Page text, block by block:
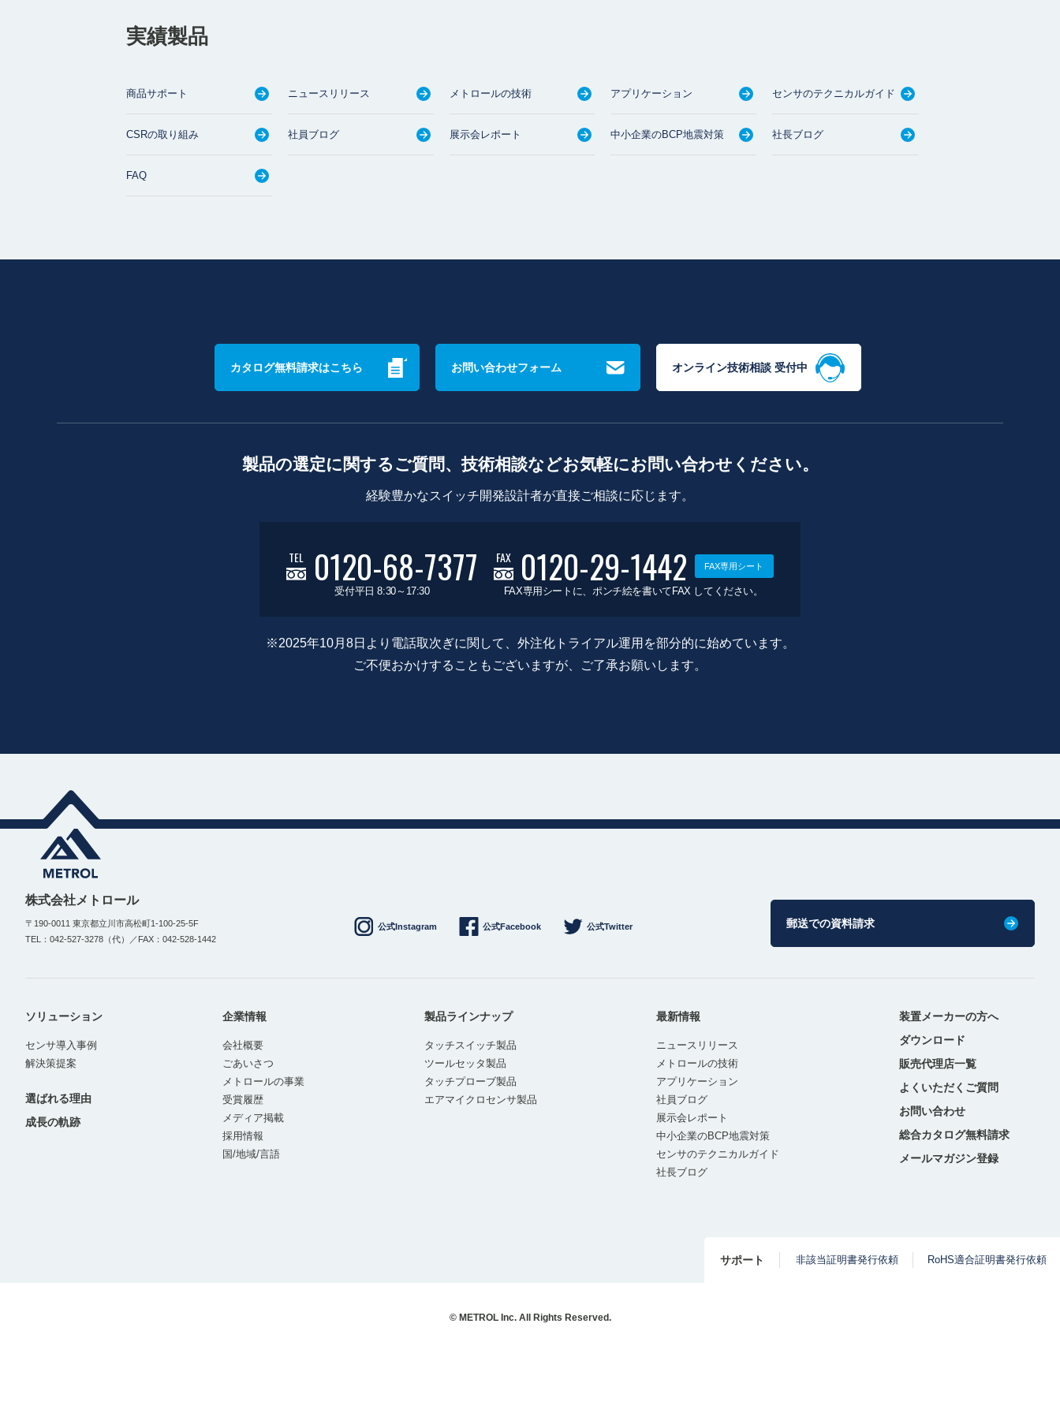
実績製品
商品サポート ニュースリリース メトロールの技術 アプリケーション センサのテクニカルガイド
CSRの取り組み 社員ブログ 展示会レポート 中小企業のBCP地震対策 社長ブログ
FAQ
カタログ無料請求はこちら お問い合わせフォーム オンライン技術相談 受付中
製品の選定に関するご質問、技術相談などお気軽にお問い合わせください。
経験豊かなスイッチ開発設計者が直接ご相談に応じます。
TEL 0120-68-7377
受付平日 8:30～17:30
FAX 0120-29-1442 FAX専用シート
FAX専用シートに、ポンチ絵を書いてFAX してください。
※2025年10月8日より電話取次ぎに関して、外注化トライアル運用を部分的に始めています。
ご不便おかけすることもございますが、ご了承お願いします。
株式会社メトロール
〒190-0011 東京都立川市高松町1-100-25-5F
TEL：042-527-3278（代）／FAX：042-528-1442
公式Instagram 公式Facebook 公式Twitter 郵送での資料請求
ソリューション
センサ導入事例
解決策提案
選ばれる理由
成長の軌跡
企業情報
会社概要
ごあいさつ
メトロールの事業
受賞履歴
メディア掲載
採用情報
国/地域/言語
製品ラインナップ
タッチスイッチ製品
ツールセッタ製品
タッチプローブ製品
エアマイクロセンサ製品
最新情報
ニュースリリース
メトロールの技術
アプリケーション
社員ブログ
展示会レポート
中小企業のBCP地震対策
センサのテクニカルガイド
社長ブログ
装置メーカーの方へ
ダウンロード
販売代理店一覧
よくいただくご質問
お問い合わせ
総合カタログ無料請求
メールマガジン登録
サポート 非該当証明書発行依頼 RoHS適合証明書発行依頼
© METROL Inc. All Rights Reserved.